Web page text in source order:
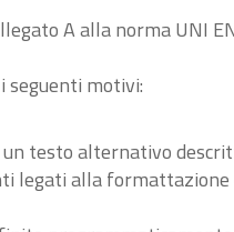
A alla norma UNI
seguenti motivi:
testo alternativo
legati alla